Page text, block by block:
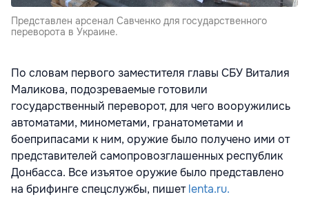
Представлен арсенал Савченко для государственного
переворота в Украине.
По словам первого заместителя главы СБУ Виталия
Маликова, подозреваемые готовили
государственный переворот, для чего вооружились
автоматами, минометами, гранатометами и
боеприпасами к ним, оружие было получено ими от
представителей самопровозглашенных республик
Донбасса. Все изъятое оружие было представлено
на брифинге спецслужбы, пишетlenta.ru.